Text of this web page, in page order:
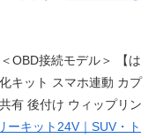
OBD接続モデル＞ 【は
キット スマホ連動 カプ
有 後付け ウィップリン
ーキット24V｜SUV・ト